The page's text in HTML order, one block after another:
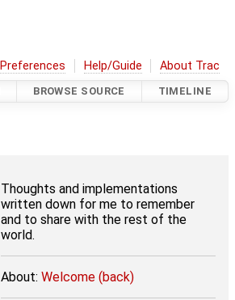
Preferences Help/Guide About Trac
BROWSE SOURCE TIMELINE
Thoughts and implementations
written down for me to remember
and to share with the rest of the
world.
About:Welcome (back)